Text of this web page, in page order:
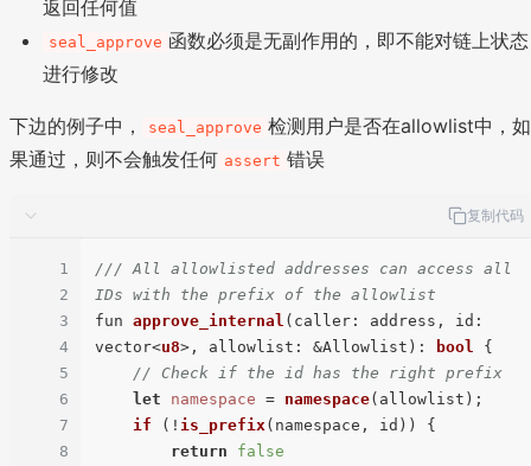
返回任何值
seal_approve 函数必须是无副作用的，即不能对链上状态
进行修改
下边的例子中， seal_approve 检测用户是否在allowlist中，如
果通过，则不会触发任何 assert 错误
复制代码
1
2
3
4
5
6
7
8
/// All allowlisted addresses can access all
IDs with the prefix of the allowlist
fun approve_internal (caller: address, id:
vector<u8>, allowlist: &Allowlist): bool
{
// Check if the id has the right prefix
let
namespace = namespace(allowlist);
if (! is_prefix (namespace, id)) {
return
false